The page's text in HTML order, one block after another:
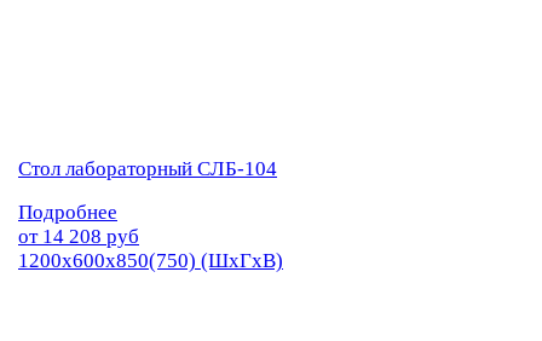
Стол лабораторный СЛБ-104
Подробнее
от 14 208 руб
1200х600х850(750) (ШхГхВ)